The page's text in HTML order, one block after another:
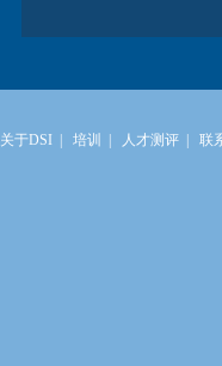
关于DSI 培训 人才测评 联